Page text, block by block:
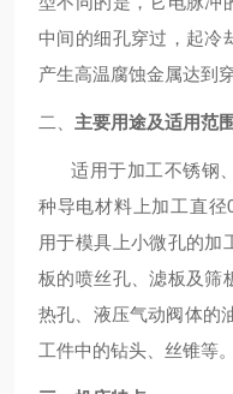
中间的细孔穿过，起冷
产生高温腐蚀金属达到
二、 主要用途及适用范围
适用于加工不锈钢
种导电材料上加工直径
用于模具上小微孔的加
板的喷丝孔、滤板及筛
热孔、液压气动阀体的
工件中的钻头、丝锥等。